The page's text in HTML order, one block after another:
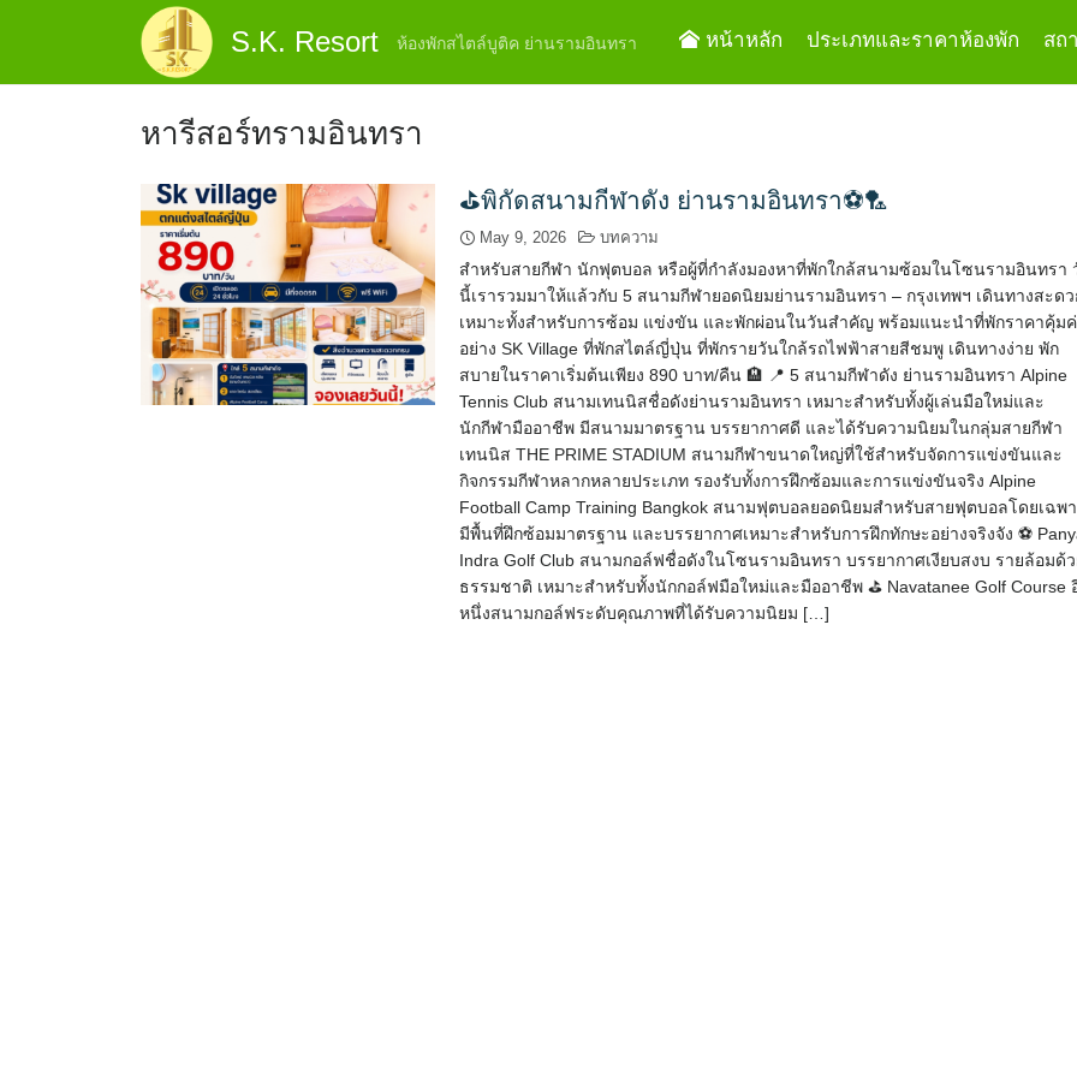
S.K. Resort ห้องพักสไตล์บูติค ย่านรามอินทรา หน้าหลัก ประเภทและราคาห้องพัก สถ
หารีสอร์ทรามอินทรา
⛳พิกัดสนามกีฬาดัง ย่านรามอินทรา⚽🏸
May 9, 2026 บทความ
สำหรับสายกีฬา นักฟุตบอล หรือผู้ที่กำลังมองหาที่พักใกล้สนามซ้อมในโซนรามอินทรา
นี้เรารวมมาให้แล้วกับ 5 สนามกีฬายอดนิยมย่านรามอินทรา – กรุงเทพฯ เดินทางสะด
เหมาะทั้งสำหรับการซ้อม แข่งขัน และพักผ่อนในวันสำคัญ พร้อมแนะนำที่พักราคาคุ้ม
อย่าง SK Village ที่พักสไตล์ญี่ปุ่น ที่พักรายวันใกล้รถไฟฟ้าสายสีชมพู เดินทางง่าย พัก
สบายในราคาเริ่มต้นเพียง 890 บาท/คืน 🏨 📍 5 สนามกีฬาดัง ย่านรามอินทรา Alpine
Tennis Club สนามเทนนิสชื่อดังย่านรามอินทรา เหมาะสำหรับทั้งผู้เล่นมือใหม่และ
นักกีฬามืออาชีพ มีสนามมาตรฐาน บรรยากาศดี และได้รับความนิยมในกลุ่มสายกีฬา
เทนนิส THE PRIME STADIUM สนามกีฬาขนาดใหญ่ที่ใช้สำหรับจัดการแข่งขันและ
กิจกรรมกีฬาหลากหลายประเภท รองรับทั้งการฝึกซ้อมและการแข่งขันจริง Alpine
Football Camp Training Bangkok สนามฟุตบอลยอดนิยมสำหรับสายฟุตบอลโดยเฉพ
มีพื้นที่ฝึกซ้อมมาตรฐาน และบรรยากาศเหมาะสำหรับการฝึกทักษะอย่างจริงจัง ⚽
Indra Golf Club สนามกอล์ฟชื่อดังในโซนรามอินทรา บรรยากาศเงียบสงบ รายล้อมด้
ธรรมชาติ เหมาะสำหรับทั้งนักกอล์ฟมือใหม่และมืออาชีพ ⛳ Navatanee Golf Course
หนึ่งสนามกอล์ฟระดับคุณภาพที่ได้รับความนิยม […]